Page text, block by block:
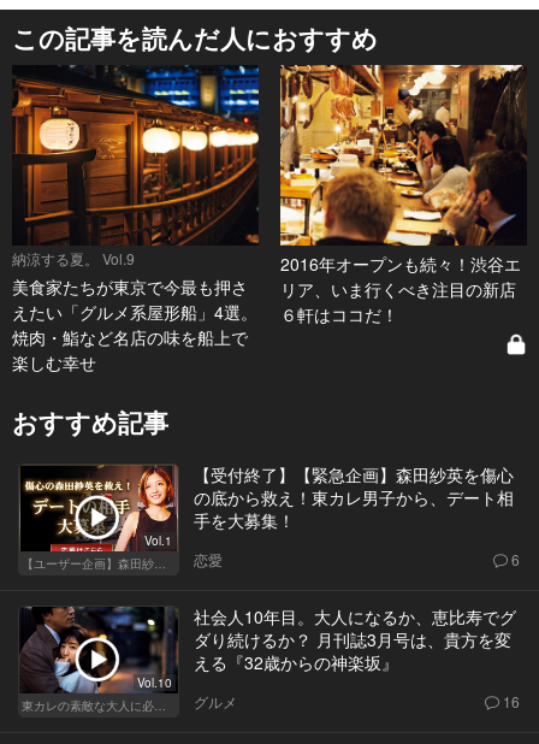
この記事を読んだ人におすすめ
納涼する夏。 Vol.9
美食家たちが東京で今最も押さ
えたい「グルメ系屋形船」4選。
焼肉・鮨など名店の味を船上で
楽しむ幸せ
2016年オープンも続々！渋谷エ
リア、いま行くべき注目の新店
６軒はココだ！
おすすめ記事
Vol.1
【ユーザー企画】森田紗英と本気デート！
【受付終了】【緊急企画】森田紗英を傷心
の底から救え！東カレ男子から、デート相
手を大募集！
恋愛 6
Vol.10
東カレの素敵な大人に必要なこと
社会人10年目。大人になるか、恵比寿でグ
ダり続けるか？ 月刊誌3月号は、貴方を変
える『32歳からの神楽坂』
グルメ 16